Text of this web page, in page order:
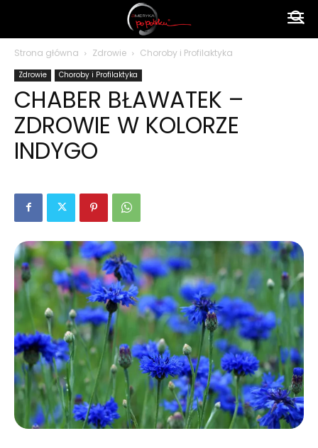
polsku
Strona główna Zdrowie Choroby i Profilaktyka
Zdrowie Choroby i Profilaktyka
CHABER BŁAWATEK –
ZDROWIE W KOLORZE
INDYGO